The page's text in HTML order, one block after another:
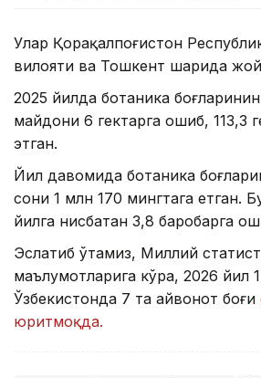
Улар Қорақалпоғистон
вилояти ва Тошкент шаҳрида
2025 йилда ботаника
майдони 6 гектарга ошиб, 113,3
этган.
Йил давомида ботаника
сони 1 млн 170 мингтага етган.
йилга нисбатан 3,8 баробарга
Эслатиб ўтамиз, Миллий
маълумотларига кўра, 2026 йил 1
Ўзбекистонда 7 та ҳайвонот боғи
юритмоқда.